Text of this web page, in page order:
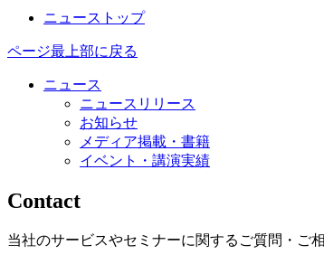
ニューストップ
ページ最上部に戻る
ニュース
ニュースリリース
お知らせ
メディア掲載・書籍
イベント・講演実績
Contact
当社のサービスやセミナーに関するご質問・ご